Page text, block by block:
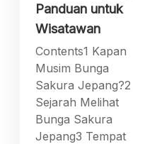
Panduan untuk
Wisatawan
Contents1 Kapan
Musim Bunga
Sakura Jepang?2
Sejarah Melihat
Bunga Sakura
Jepang3 Tempat